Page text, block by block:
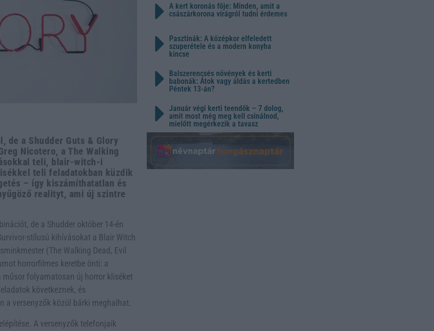
de a Shudder Guts & Glory
Nicotero, a The Walking
teli, blair-witch-i
teli feladatokban küzdik
– így kiszámíthatatlan és
realityt, ami új szintre
de a Shudder október 14-én
stílusú kihívásokat a Blair Witch
(The Walking Dead, Evil
horrorfilmes keretbe önti: a
folyamatosan új horror kliséket
következnek, és
a versenyzők közül bárki meghalhat.
A versenyzők telefonjaik
A kert koronás fője: Minden, amit a
császárkorona virágról tudni érdemes
Pasztinák: A középkor elfeledett
szuperétele és a modern konyha
kincse
Balszerencsés növények és kerti
babonák: Átok vagy áldás a kertedben
Péntek 13-án?
Január végi kerti teendők – 7 dolog,
amit most még meg kell csinálnod,
mielőtt megérkezik a tavasz